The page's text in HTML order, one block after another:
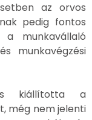
az orvos
pedig fontos
munkavállaló
munkavégzési
kiállította a
még nem jelenti